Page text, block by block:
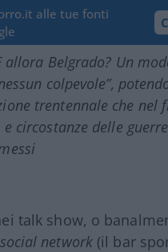
alle tue fonti
allora Belgrado? Un
colpevole”,
trentennale che nel
circostanze delle
talk show, o
social network(il bar